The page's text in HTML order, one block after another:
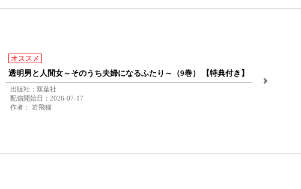
オススメ
透明男と人間女～そのうち夫婦になるふたり～（9巻） 【特典付き】
出版社：双葉社
配信開始日：2026-07-17
作者： 岩飛猫